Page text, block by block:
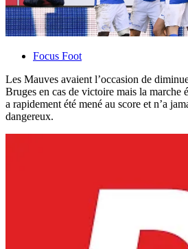
Focus Foot
Les Mauves avaient l’occasion de
Bruges en cas de victoire mais la marche
a rapidement été mené au score et n’a
dangereux.